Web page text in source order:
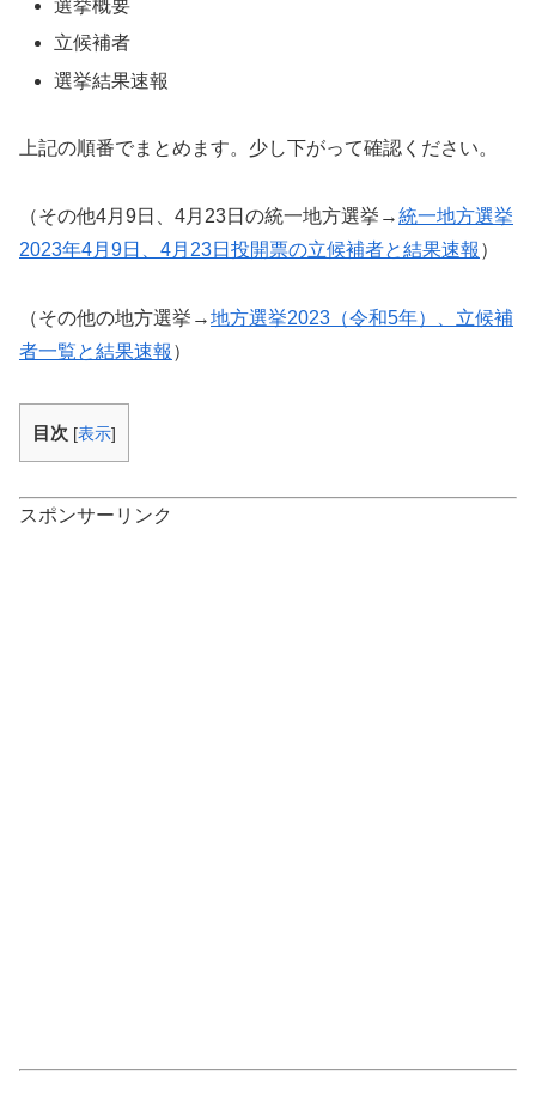
選挙概要
立候補者
選挙結果速報
上記の順番でまとめます。少し下がって確認ください。
（その他4月9日、4月23日の統一地方選挙→統一地方選挙
2023年4月9日、4月23日投開票の立候補者と結果速報 ）
（その他の地方選挙→地方選挙2023（令和5年）、立候補
者一覧と結果速報 ）
目次 [表示]
スポンサーリンク